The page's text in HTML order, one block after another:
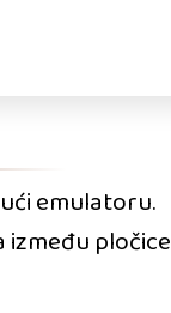
emulatoru.
između pločice